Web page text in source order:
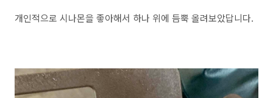
개인적으로 시나몬을 좋아해서 하나 위에 듬뿍 올려보았답니다.